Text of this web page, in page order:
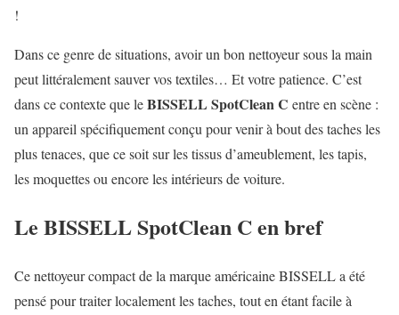
!
Dans ce genre de situations, avoir un bon nettoyeur sous la main
peut littéralement sauver vos textiles… Et votre patience. C’est
dans ce contexte que leBISSELL SpotClean C entre en scène :
un appareil spécifiquement conçu pour venir à bout des taches les
plus tenaces, que ce soit sur les tissus d’ameublement, les tapis,
les moquettes ou encore les intérieurs de voiture.
Le BISSELL SpotClean C en bref
Ce nettoyeur compact de la marque américaine BISSELL a été
pensé pour traiter localement les taches, tout en étant facile à